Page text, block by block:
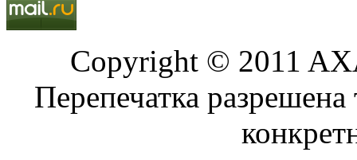
Copyright © 2011
Перепечатка